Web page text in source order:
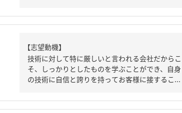
【志望動機】
技術に対して特に厳しいと言われる会社だからこ
そ、しっかりとしたものを学ぶことができ、自身
の技術に自信と誇りを持ってお客様に接するこ...